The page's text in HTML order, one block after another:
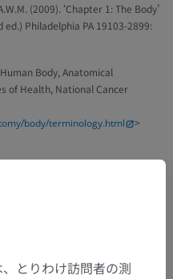
(2009). ‘Chapter 1: The Body’
ed.) Philadelphia PA 19103-2899:
Body, Anatomical
of Health, National Cancer
body/terminology.html
>
とりわけ訪問者の測